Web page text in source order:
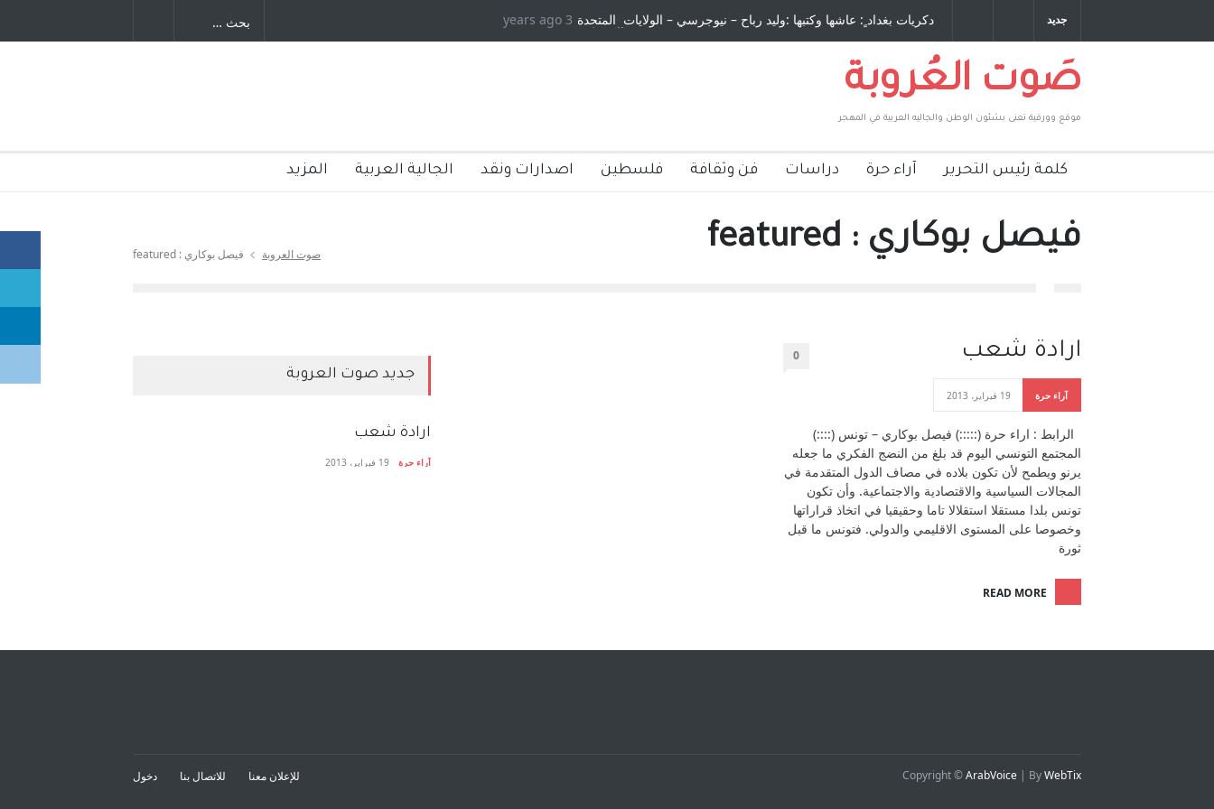
جديد دكريات بغداد ٍ: عاشها وكتبها :وليد رباح – نيوجرسي – الولايات المتحدة
الامريكية
طاحنة كتب وترافع فيها بنفسه مرة اخرى.. الشيخ
صاغرون،
3 years ago
صَوت العُروبة
موقع وورقية تعنى بشئون الوطن والجاليه العربية في المهجر
كلمة رئيس التحرير آراء حرة دراسات فن وثقافة فلسطين اصدارات ونقد الجالية العربية المزيد
فيصل بوكاري : featured صوت العروبة فيصل بوكاري : featured
ارادة شعب 0
آراء حرة 19 فبراير، 2013
الرابط : اراء حرة (:::::) فيصل بوكاري – تونس (::::)
المجتمع التونسي اليوم قد بلغ من النضج الفكري ما جعله
يرنو ويطمح لأن تكون بلاده في مصاف الدول المتقدمة في
المجالات السياسية والاقتصادية والاجتماعية. وأن تكون
تونس بلدا مستقلا استقلالا تاما وحقيقيا في اتخاذ قراراتها
وخصوصا على المستوى الاقليمي والدولي. فتونس ما قبل
ثورة
READ MORE
جديد صوت العروبة
ارادة شعب
آراء حرة 19 فبراير، 2013
Copyright ©ArabVoice | ByWebTix للإعلان معنا للاتصال بنا دخول